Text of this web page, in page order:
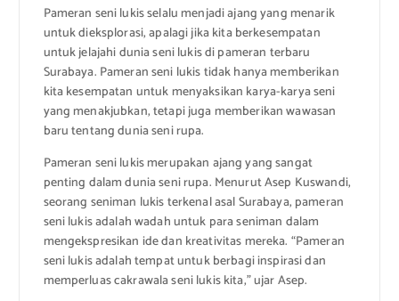
Pameran seni lukis selalu menjadi ajang yang menarik
untuk dieksplorasi, apalagi jika kita berkesempatan
untuk jelajahi dunia seni lukis di pameran terbaru
Surabaya. Pameran seni lukis tidak hanya memberikan
kita kesempatan untuk menyaksikan karya-karya seni
yang menakjubkan, tetapi juga memberikan wawasan
baru tentang dunia seni rupa.
Pameran seni lukis merupakan ajang yang sangat
penting dalam dunia seni rupa. Menurut Asep Kuswandi,
seorang seniman lukis terkenal asal Surabaya, pameran
seni lukis adalah wadah untuk para seniman dalam
mengekspresikan ide dan kreativitas mereka. “Pameran
seni lukis adalah tempat untuk berbagi inspirasi dan
memperluas cakrawala seni lukis kita,” ujar Asep.